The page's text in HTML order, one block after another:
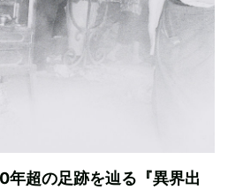
年超の足跡を辿る『異界出